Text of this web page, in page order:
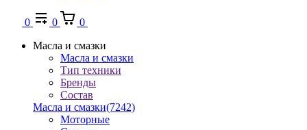
0 0
0
Масла и смазки
Масла и смазки
Тип техники
Бренды
Состав
Масла и смазки(7242)
Моторные